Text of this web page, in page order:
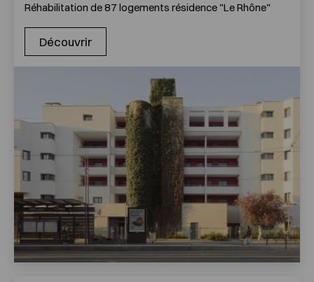
Réhabilitation de 87 logements résidence "Le Rhône"
Découvrir